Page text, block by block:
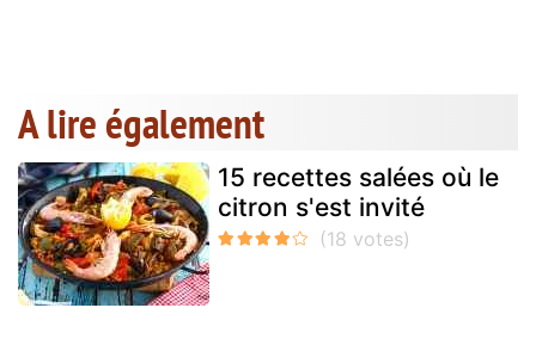
A lire également
15 recettes salées où le
citron s'est invité